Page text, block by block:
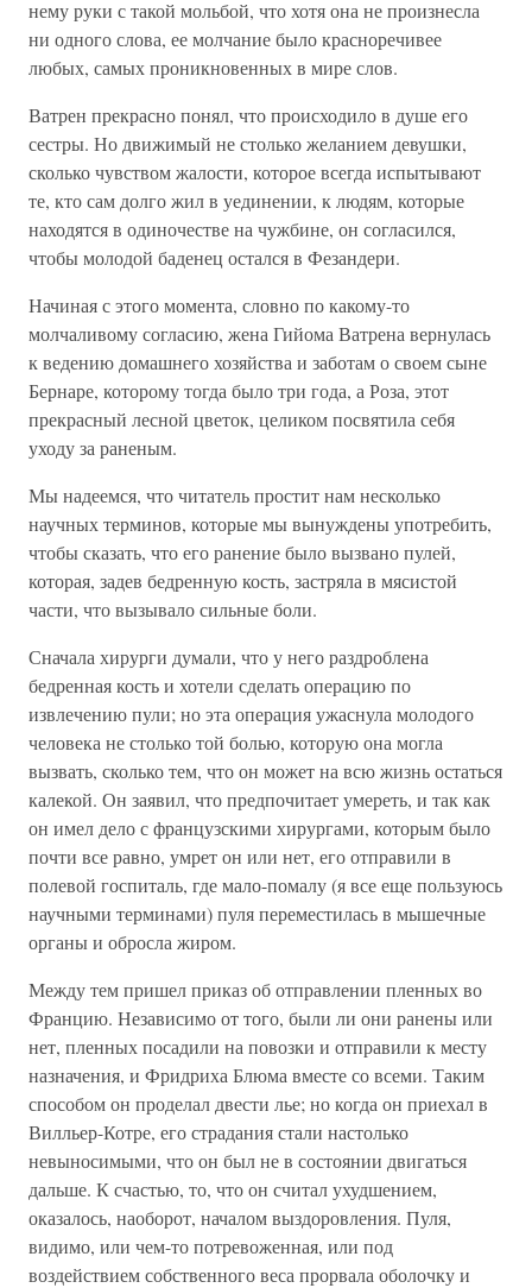
нему руки с такой мольбой, что хотя она не произнесла
ни одного слова, ее молчание было красноречивее
любых, самых проникновенных в мире слов.
Ватрен прекрасно понял, что происходило в душе его
сестры. Но движимый не столько желанием девушки,
сколько чувством жалости, которое всегда испытывают
те, кто сам долго жил в уединении, к людям, которые
находятся в одиночестве на чужбине, он согласился,
чтобы молодой баденец остался в Фезандери.
Начиная с этого момента, словно по какому-то
молчаливому согласию, жена Гийома Ватрена вернулась
к ведению домашнего хозяйства и заботам о своем сыне
Бернаре, которому тогда было три года, а Роза, этот
прекрасный лесной цветок, целиком посвятила себя
уходу за раненым.
Мы надеемся, что читатель простит нам несколько
научных терминов, которые мы вынуждены употребить,
чтобы сказать, что его ранение было вызвано пулей,
которая, задев бедренную кость, застряла в мясистой
части, что вызывало сильные боли.
Сначала хирурги думали, что у него раздроблена
бедренная кость и хотели сделать операцию по
извлечению пули; но эта операция ужаснула молодого
человека не столько той болью, которую она могла
вызвать, сколько тем, что он может на всю жизнь остаться
калекой. Он заявил, что предпочитает умереть, и так как
он имел дело с французскими хирургами, которым было
почти все равно, умрет он или нет, его отправили в
полевой госпиталь, где мало-помалу (я все еще пользуюсь
научными терминами) пуля переместилась в мышечные
органы и обросла жиром.
Между тем пришел приказ об отправлении пленных во
Францию. Независимо от того, были ли они ранены или
нет, пленных посадили на повозки и отправили к месту
назначения, и Фридриха Блюма вместе со всеми. Таким
способом он проделал двести лье; но когда он приехал в
Вилльер-Котре, его страдания стали настолько
невыносимыми, что он был не в состоянии двигаться
дальше. К счастью, то, что он считал ухудшением,
оказалось, наоборот, началом выздоровления. Пуля,
видимо, или чем-то потревоженная, или под
воздействием собственного веса прорвала оболочку и